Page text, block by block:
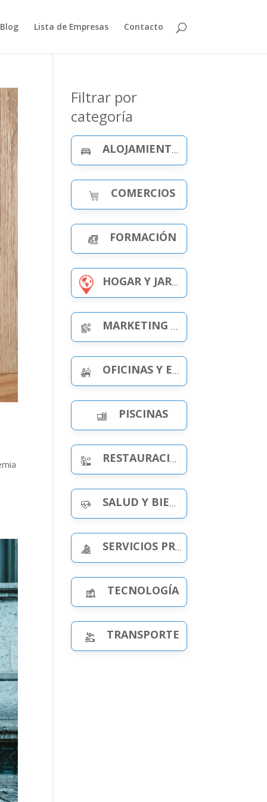
Blog Lista de Empresas Contacto
Filtrar por
categoría
ALOJAMIENTO Y CELEBRACIONES
COMERCIOS
FORMACIÓN
HOGAR Y JARDÍN
MARKETING Y PUBLICIDAD
OFICINAS Y ESPACIOS DE TRABAJO
PISCINAS
RESTAURACIÓN Y OCIO
SALUD Y BIENESTAR
SERVICIOS PROFESIONALES
TECNOLOGÍA
TRANSPORTE